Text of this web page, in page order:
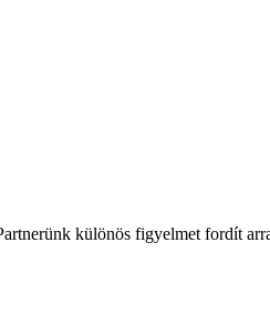
különös figyelmet fordít